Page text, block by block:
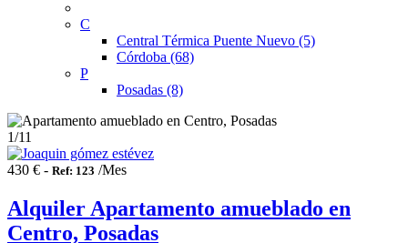
C
Central Térmica Puente Nuevo (5)
Córdoba (68)
P
Posadas (8)
1/11
430 € - Ref: 123 /Mes
Alquiler Apartamento amueblado en
Centro, Posadas